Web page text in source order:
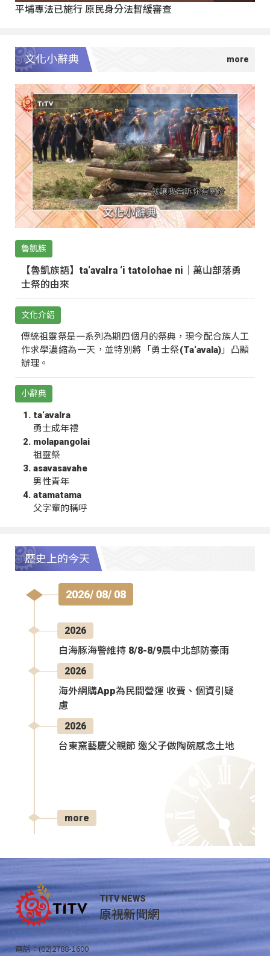
平埔專法已施行 原民身分法暫緩審查
文化小辭典
魯凱族
【魯凱族語】ta‘avalra ‘i tatolohae ni｜萬山部落勇
士祭的由來
文化介紹
傳統祖靈祭是一系列為期四個月的祭典，現今配合族人工
作求學濃縮為一天，並特別將「勇士祭(Ta‘avala)」凸顯
辦理。
小辭典
ta‘avalra
勇士成年禮
molapangolai
祖靈祭
asavasavahe
男性青年
atamatama
父字輩的稱呼
歷史上的今天
2026/ 08/ 08
2026
白海豚海警維持 8/8-8/9晨中北部防豪雨
2026
海外網購App為民間營運 收費、個資引疑
慮
2026
台東窯藝慶父親節 邀父子做陶碗感念土地
more
TITV NEWS
原視新聞網
電話：(02)2788-1600